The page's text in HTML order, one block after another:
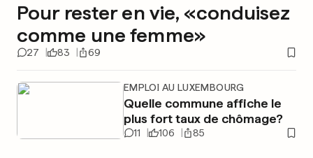
Pour rester en vie, «conduisez
comme une femme»
27 83 69
EMPLOI AU LUXEMBOURG
Quelle commune affiche le
plus fort taux de chômage?
11 106 85